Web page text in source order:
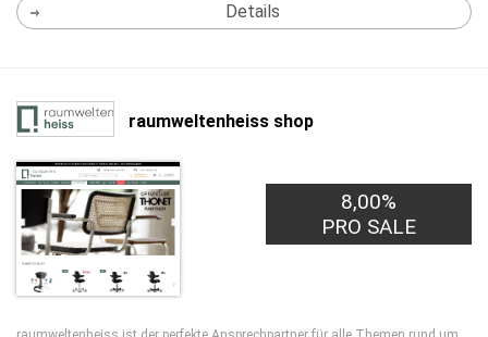
Details
raumweltenheiss shop
8,00%
PRO SALE